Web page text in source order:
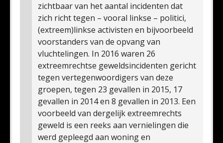
zichtbaar van het aantal incidenten dat
zich richt tegen – vooral linkse – politici,
(extreem)linkse activisten en bijvoorbeeld
voorstanders van de opvang van
vluchtelingen. In 2016 waren 26
extreemrechtse geweldsincidenten gericht
tegen vertegenwoordigers van deze
groepen, tegen 23 gevallen in 2015, 17
gevallen in 2014 en 8 gevallen in 2013. Een
voorbeeld van dergelijk extreemrechts
geweld is een reeks aan vernielingen die
werd gepleegd aan woning en